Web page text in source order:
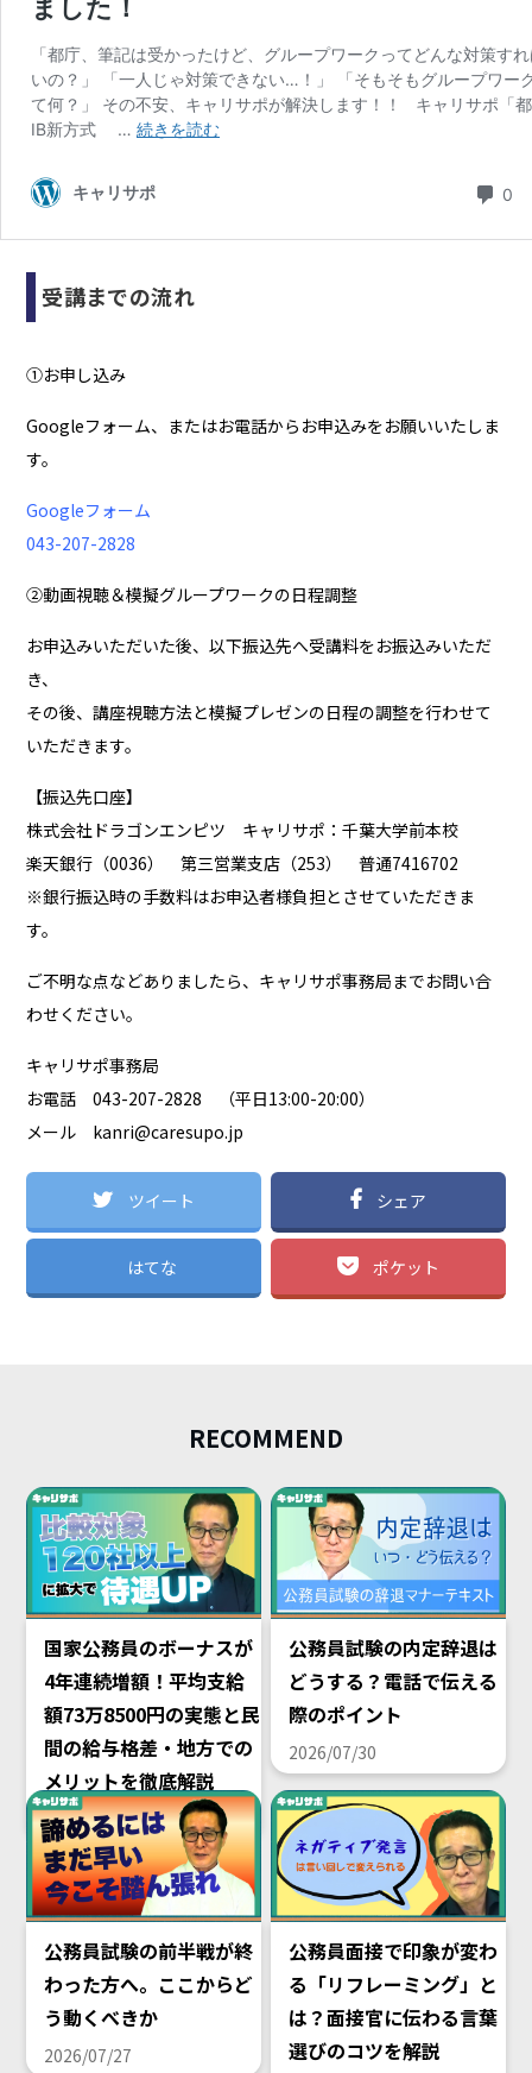
受講までの流れ
①お申し込み
Googleフォーム、またはお電話からお申込みをお願いいたしま
す。
Googleフォーム
043-207-2828
②動画視聴＆模擬グループワークの日程調整
お申込みいただいた後、以下振込先へ受講料をお振込みいただ
き、
その後、講座視聴方法と模擬プレゼンの日程の調整を行わせて
いただきます。
【振込先口座】
株式会社ドラゴンエンピツ キャリサポ：千葉大学前本校
楽天銀行（0036） 第三営業支店（253） 普通7416702
※銀行振込時の手数料はお申込者様負担とさせていただきま
す。
ご不明な点などありましたら、キャリサポ事務局までお問い合
わせください。
キャリサポ事務局
お電話 043-207-2828 （平日13:00-20:00）
メール kanri@caresupo.jp
ツイート シェア
はてな ポケット
RECOMMEND
国家公務員のボーナスが
4年連続増額！平均支給
額73万8500円の実態と民
間の給与格差・地方での
メリットを徹底解説
2026/08/02
公務員試験の内定辞退は
どうする？電話で伝える
際のポイント
2026/07/30
公務員試験の前半戦が終
わった方へ。ここからど
う動くべきか
2026/07/27
公務員面接で印象が変わ
る「リフレーミング」と
は？面接官に伝わる言葉
選びのコツを解説